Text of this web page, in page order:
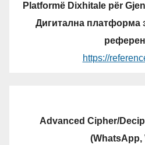
Platformë Dixhitale për
Дигитална платформа
https://
Advanced Cipher/
(WhatsApp,